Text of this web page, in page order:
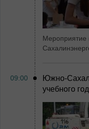
Мероприятие
09:00
Южно-
учебного